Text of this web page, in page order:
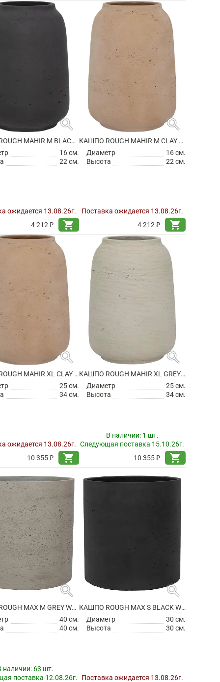
search
КАШПО ROUGH MAHIR M BLACK WASHED
16 см.
22 см.
ожидается 13.08.26г.
4 212 ₽
shopping_cart
search
КАШПО ROUGH MAHIR M CLAY WASHED
Диаметр
16 см.
Высота
22 см.
Поставка ожидается 13.08.26г.
4 212 ₽
shopping_cart
search
КАШПО ROUGH MAHIR XL CLAY WASHED
25 см.
34 см.
ожидается 13.08.26г.
10 355 ₽
shopping_cart
search
КАШПО ROUGH MAHIR XL GREY WASHED
Диаметр
25 см.
Высота
34 см.
В наличии: 1 шт.
Следующая поставка 15.10.26г.
10 355 ₽
shopping_cart
search
КАШПО ROUGH MAX M GREY WASHED
40 см.
40 см.
наличии: 63 шт.
поставка 12.08.26г.
search
КАШПО ROUGH MAX S BLACK WASHED
Диаметр
30 см.
Высота
30 см.
Поставка ожидается 13.08.26г.